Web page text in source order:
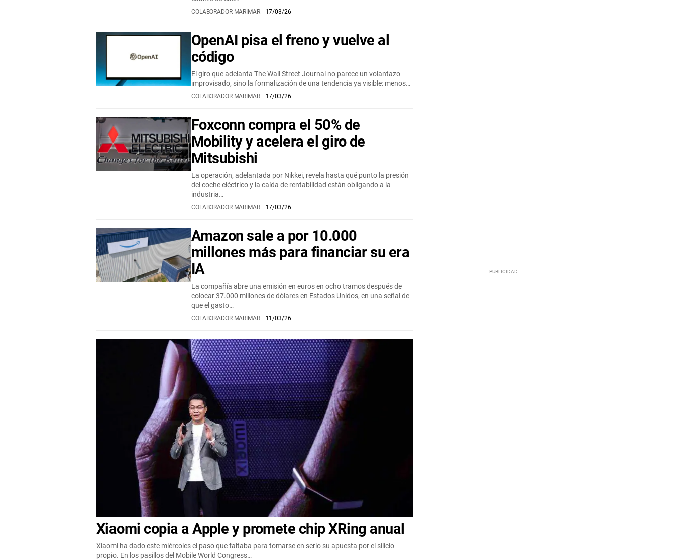
COLABORADOR MARIMAR 17/03/26
OpenAI pisa el freno y vuelve al
código
El giro que adelanta The Wall Street Journal no parece un volantazo
improvisado, sino la formalización de una tendencia ya visible: menos…
COLABORADOR MARIMAR 17/03/26
Foxconn compra el 50% de
Mobility y acelera el giro de
Mitsubishi
La operación, adelantada por Nikkei, revela hasta qué punto la presión
del coche eléctrico y la caída de rentabilidad están obligando a la
industria…
COLABORADOR MARIMAR 17/03/26
Amazon sale a por 10.000
millones más para financiar su era
IA
La compañía abre una emisión en euros en ocho tramos después de
colocar 37.000 millones de dólares en Estados Unidos, en una señal de
que el gasto…
COLABORADOR MARIMAR 11/03/26
Xiaomi copia a Apple y promete chip XRing anual
Xiaomi ha dado este miércoles el paso que faltaba para tomarse en serio su apuesta por el silicio
propio. En los pasillos del Mobile World Congress…